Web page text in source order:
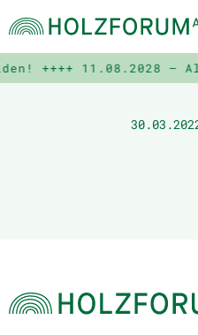
++++ 11.08.2028 –